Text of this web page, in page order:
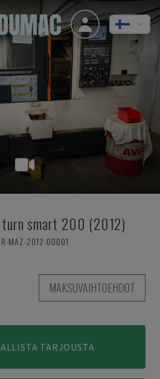
turn smart 200 (2012)
MAZ-2012-00001
MAKSUVAIHTOEHDOT
TARJOUSTA